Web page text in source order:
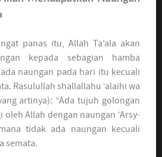
panas itu, Allah Ta’ala akan
kepada sebagian hamba
naungan pada hari itu kecuali
Rasulullah shallallahu ‘alaihi wa
artinya): “Ada tujuh golongan
oleh Allah dengan naungan ‘Arsy-
tidak ada naungan kecuali
semata.